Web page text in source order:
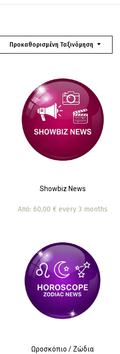
Προκαθορισμένη Ταξινόμηση
Showbiz News
Από: 60,00 € every 3 months
Ωροσκόπιο / Ζώδια